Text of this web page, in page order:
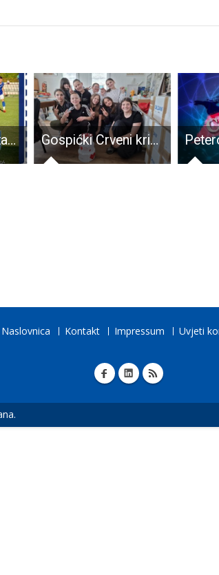
BRAVO: nogometaši Gospića 91 slavili kod Viškova 2:0! Gospićki Crveni križ slavi svoj Dan i Tjedan!!!
Naslovnica Kontakt Impressum Uvjeti